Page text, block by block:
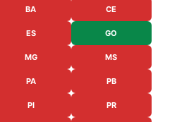
BA CE
ES GO
MG MS
PA PB
PI PR